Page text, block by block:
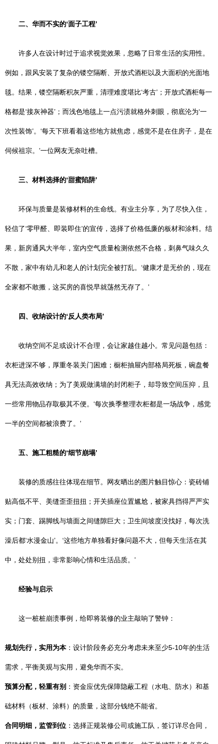
二、华而不实的‘面子工程’
许多人在设计时过于追求视觉效果，忽略了日常生活的实用性。
例如，跟风安装了复杂的镂空隔断、开放式酒柜以及大面积的光面地
毯。结果，镂空隔断积灰严重，清理难度堪比‘考古’；开放式酒柜每一
格都是‘接灰神器’；而浅色地毯上一点污渍就格外刺眼，彻底沦为‘一
次性装饰’。‘每天下班看着这些地方就焦虑，感觉不是在住房子，是在
伺候祖宗。’一位网友无奈吐槽。
三、材料选择的‘甜蜜陷阱’
环保与质量是装修材料的生命线。有业主分享，为了尽快入住，
轻信了‘零甲醛、即装即住’的宣传，选择了价格低廉的板材和涂料。结
果，新房通风大半年，室内空气质量检测依然不合格，刺鼻气味久久
不散，家中有幼儿和老人的计划完全被打乱。‘健康才是无价的，现在
全家都不敢搬，这买房的喜悦早就荡然无存了。’
四、收纳设计的‘反人类布局’
收纳空间不足或设计不合理，会让家越住越小。常见问题包括：
衣柜进深不够，厚重冬装关门困难；橱柜抽屉内部格局死板，碗盘餐
具无法高效收纳；为了美观做满墙的封闭柜子，却导致空间压抑，且
一些常用物品存取极其不便。‘每次换季整理衣柜都是一场战争，感觉
一半的空间都被浪费了。’
五、施工粗糙的‘细节崩塌’
装修的质感往往体现在细节。网友晒出的图片触目惊心：瓷砖铺
贴高低不平、美缝歪歪扭扭；开关插座位置尴尬，被家具挡得严严实
实；门套、踢脚线与墙面之间缝隙巨大；卫生间坡度没找好，每次洗
澡后都‘水漫金山’。‘这些地方单独看好像问题不大，但每天生活在其
中，处处别扭，非常影响心情和生活品质。’
经验与启示
这一桩桩崩溃事例，给即将装修的业主敲响了警钟：
规划先行，实用为本：设计阶段务必充分考虑未来至少5-10年的生活
需求，平衡美观与实用，避免华而不实。
预算分配，轻重有别 ：资金应优先保障隐蔽工程（水电、防水）和基
础材料（板材、涂料）的质量，这部分钱绝不能省。
合同明细，监管到位 ：选择正规装修公司或施工队，签订详尽合同，